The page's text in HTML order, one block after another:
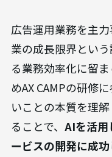
広告運用業務を主
業の成長限界とい
る業務効率化に留
めAX CAMPの研修
いことの本質を理
ることで、 AIを活用
ービスの開発に成